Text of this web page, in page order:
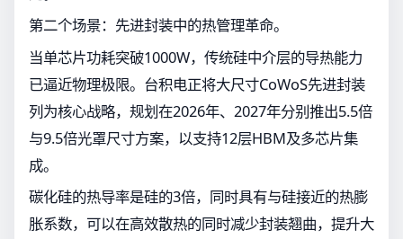
第二个场景：先进封装中的热管理革命。
当单芯片功耗突破1000W，传统硅中介层的导热能力
已逼近物理极限。台积电正将大尺寸CoWoS先进封装
列为核心战略，规划在2026年、2027年分别推出5.5倍
与9.5倍光罩尺寸方案，以支持12层HBM及多芯片集
成。
碳化硅的热导率是硅的3倍，同时具有与硅接近的热膨
胀系数，可以在高效散热的同时减少封装翘曲，提升大